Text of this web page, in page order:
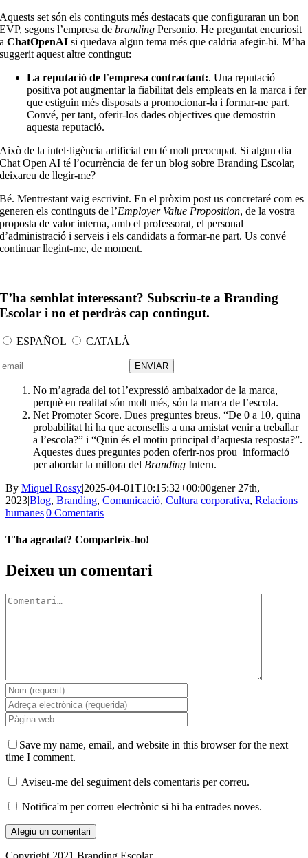
Aquests set són els continguts més destacats que configuraran un bon
EVP, segons l’empresa debranding Personio. He preguntat encuriosit
aChatOpenAI si quedava algun tema més que caldria afegir-hi. M’ha
suggerit aquest altre contingut:
La reputació de l’empresa contractant:. Una reputació
positiva pot augmentar la fiabilitat dels empleats en la marca i fer
que estiguin més disposats a promocionar-la i formar-ne part.
Convé, per tant, oferir-los dades objectives que demostrin
aquesta reputació.
Això de la intel·ligència artificial em té molt preocupat. Si algun dia
Chat Open AI té l’ocurrència de fer un blog sobre Branding Escolar,
deixareu de llegir-me?
Bé. Mentrestant vaig escrivint. En el pròxim post us concretaré com es
generen els continguts de l’Employer Value Proposition, de la vostra
proposta de valor interna, amb el professorat, el personal
d’administració i serveis i els candidats a formar-ne part. Us convé
continuar llegint-me, de moment.
T’ha semblat interessant? Subscriu-te a Branding
Escolar i no et perdràs cap contingut.
ESPAÑOL CATALÀ
No m’agrada del tot l’expressió ambaixador de la marca,
perquè en realitat són molt més, són la marca de l’escola.
Net Promoter Score. Dues preguntes breus. “De 0 a 10, quina
probabilitat hi ha que aconsellis a una amistat venir a treballar
a l’escola?” i “Quin és el motiu principal d’aquesta resposta?”.
Aquestes dues preguntes poden oferir-nos prou informació
per abordar la millora del Branding Intern.
By Miquel Rossy|2025-04-01T10:15:32+00:00gener 27th,
2023|Blog, Branding, Comunicació, Cultura corporativa, Relacions
humanes|0 Comentaris
T'ha agradat? Comparteix-ho!
Facebook
X
LinkedIn
WhatsApp
Telegram
Email:
Deixeu un comentari
Comment
Save my name, email, and website in this browser for the next
time I comment.
Aviseu-me del seguiment dels comentaris per correu.
Notifica'm per correu electrònic si hi ha entrades noves.
Copyright 2021 Branding Escolar